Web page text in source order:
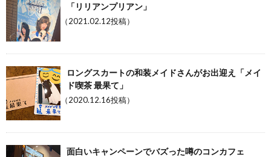
「リリアンプリアン」
（2021.02.12投稿）
ロングスカートの和装メイドさんがお出迎え「メイ
ド喫茶 最果て」
（2020.12.16投稿）
面白いキャンペーンでバズった噂のコンカフェ